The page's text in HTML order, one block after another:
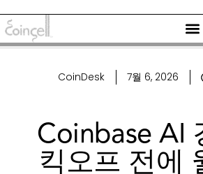
CoinDesk 7월 6, 2026
Coinbase AI
킥오프 전에